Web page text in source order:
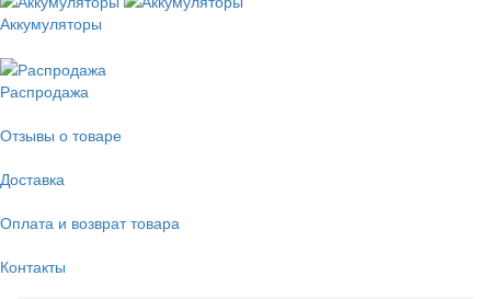
Аккумуляторы
Распродажа
Отзывы о товаре
Доставка
Оплата и возврат товара
Контакты